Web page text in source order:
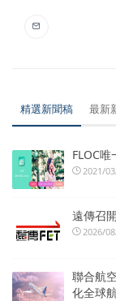
精選新聞稿 最新
FLOC
2021/
遠傳召
2026/
聯合航
化全球